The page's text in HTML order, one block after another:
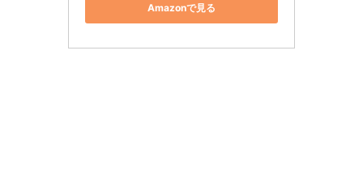
Amazonで見る